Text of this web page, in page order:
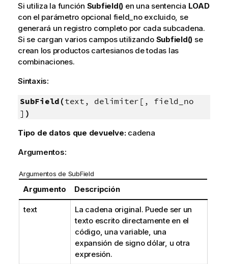
Si utiliza la función Subfield() en una sentencia LOAD
con el parámetro opcional field_noexcluido, se
generará un registro completo por cada subcadena.
Si se cargan varios campos utilizando Subfield() se
crean los productos cartesianos de todas las
combinaciones.
Sintaxis:
SubField(text, delimiter[, field_no
] )
Tipo de datos que devuelve: cadena
Argumentos:
Argumentos de SubField
Argumento Descripción
text
La cadena original. Puede ser un
texto escrito directamente en el
código, una variable, una
expansión de signo dólar, u otra
expresión.